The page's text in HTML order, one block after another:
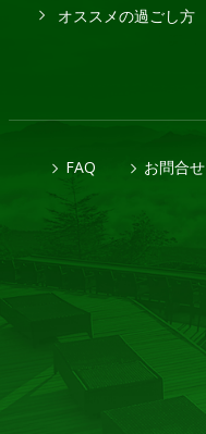
オススメの過ごし方
FAQ お問合せ